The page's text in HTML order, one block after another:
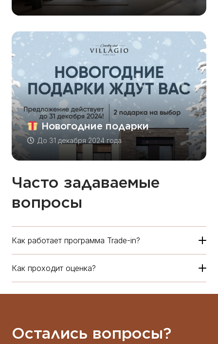
Новогодние подарки
До 31 декабря 2024 года
Часто задаваемые
вопросы
Как работает программа Trade-in?
Как проходит оценка?
Остались вопросы?